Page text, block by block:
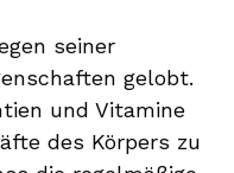
seiner
gelobt.
und Vitamine
des Körpers zu